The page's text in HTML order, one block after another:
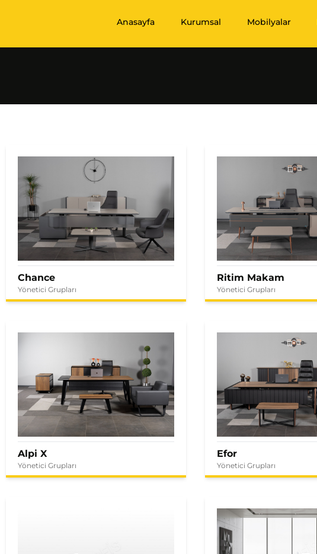
Anasayfa Kurumsal Mobilyalar
Chance
Yönetici Grupları
Ritim Makam
Yönetici Grupları
Alpi X
Yönetici Grupları
Efor
Yönetici Grupları